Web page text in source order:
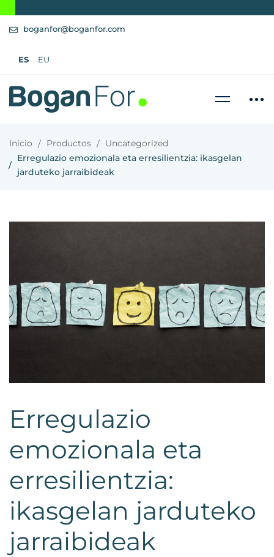
boganfor@boganfor.com
ES EU
Inicio Productos
Uncategorized
Erregulazio emozionala eta erresilientzia: ikasgelan
jarduteko jarraibideak
Erregulazio
emozionala eta
erresilientzia:
ikasgelan jarduteko
jarraibideak